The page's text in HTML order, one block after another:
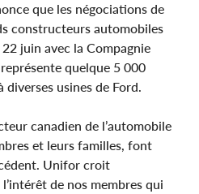
que les négociations de
constructeurs automobiles
juin avec la Compagnie
quelque 5 000
usines de Ford.
canadien de l’automobile
et leurs familles, font
Unifor croit
de nos membres qui